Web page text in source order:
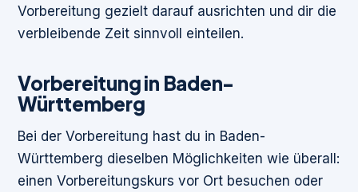
Vorbereitung gezielt darauf ausrichten und dir die
verbleibende Zeit sinnvoll einteilen.
Vorbereitung in Baden-
Württemberg
Bei der Vorbereitung hast du in Baden-
Württemberg dieselben Möglichkeiten wie überall:
einen Vorbereitungskurs vor Ort besuchen oder